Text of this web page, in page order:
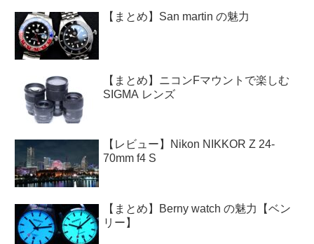
【まとめ】San martin の魅力
【まとめ】ニコンFマウントで楽しむ
SIGMA レンズ
【レビュー】Nikon NIKKOR Z 24-
70mm f4 S
【まとめ】Berny watch の魅力【ベン
リー】